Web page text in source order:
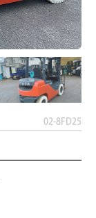
02-8FD25